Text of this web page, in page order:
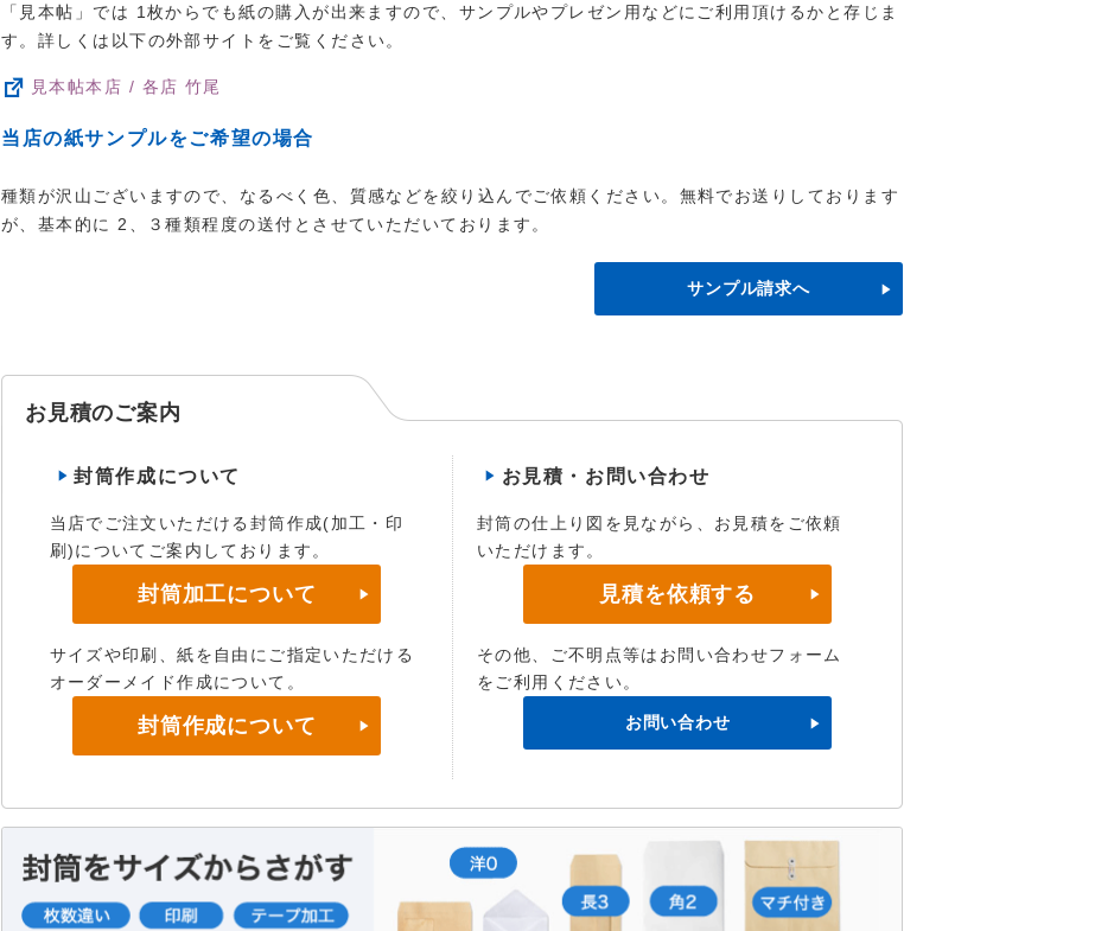
「見本帖」では 1枚からでも紙の購入が出来ますので、サンプルやプレゼン用などにご利用頂けるかと存じま
す。詳しくは以下の外部サイトをご覧ください。
見本帖本店 / 各店 竹尾
当店の紙サンプルをご希望の場合
種類が沢山ございますので、なるべく色、質感などを絞り込んでご依頼ください。無料でお送りしております
が、基本的に 2、３種類程度の送付とさせていただいております。
サンプル請求へ
お見積のご案内
封筒作成について
当店でご注文いただける封筒作成(加工・印
刷)についてご案内しております。
封筒加工について
サイズや印刷、紙を自由にご指定いただける
オーダーメイド作成について。
封筒作成について
お見積・お問い合わせ
封筒の仕上り図を見ながら、お見積をご依頼
いただけます。
見積を依頼する
その他、ご不明点等はお問い合わせフォーム
をご利用ください。
お問い合わせ